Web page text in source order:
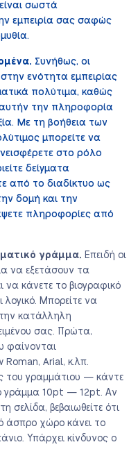
σωστά
εμπειρία σας σαφώς
Συνήθως, οι
ενότητα εμπειρίας
πολύτιμα, καθώς
την πληροφορία
Με τη βοήθεια των
μπορείτε να
στο ρόλο
δείγματα
από το διαδίκτυο ως
δομή και την
πληροφορίες από
γράμμα. Επειδή οι
να εξετάσουν τα
να κάνετε το βιογραφικό
Μπορείτε να
κατάλληλη
σας. Πρώτα,
φαίνονται
Roman, Arial, κ.λπ.
του γραμμάτιου — κάντε
γράμμα 10pt — 12pt. Αν
σελίδα, βεβαιωθείτε ότι
άσπρο χώρο κάνει το
Υπάρχει κίνδυνος ο